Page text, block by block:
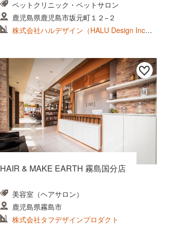
ペットクリニック・ペットサロン
鹿児島県鹿児島市坂元町１２−２
株式会社ハルデザイン（HALU Design Inc.)
HAIR & MAKE EARTH 霧島国分店
美容室（ヘアサロン）
鹿児島県霧島市
株式会社タフデザインプロダクト